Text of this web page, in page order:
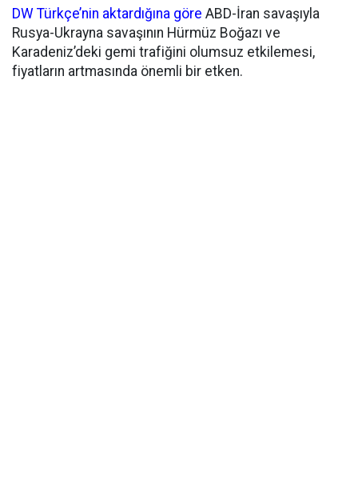
DW Türkçe’nin aktardığına göre ABD-İran savaşıyla
Rusya-Ukrayna savaşının Hürmüz Boğazı ve
Karadeniz’deki gemi trafiğini olumsuz etkilemesi,
fiyatların artmasında önemli bir etken.